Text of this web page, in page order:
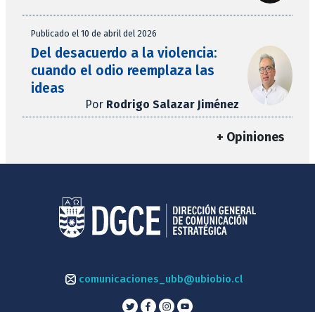
Publicado el 10 de abril del 2026
Del desacuerdo a la violencia:
cuando el odio reemplaza las
ideas
Por Rodrigo Salazar Jiménez
+ Opiniones
comunicaciones_ubb@ubiobio.cl